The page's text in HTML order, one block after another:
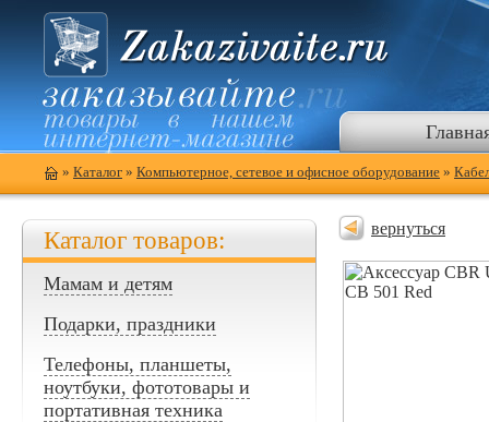
» Каталог » Компьютерное, сетевое и офисное оборудование »
Каталог товаров:
Мамам и детям
Подарки, праздники
Телефоны, планшеты,
ноутбуки, фототовары и
портативная техника
вернуться